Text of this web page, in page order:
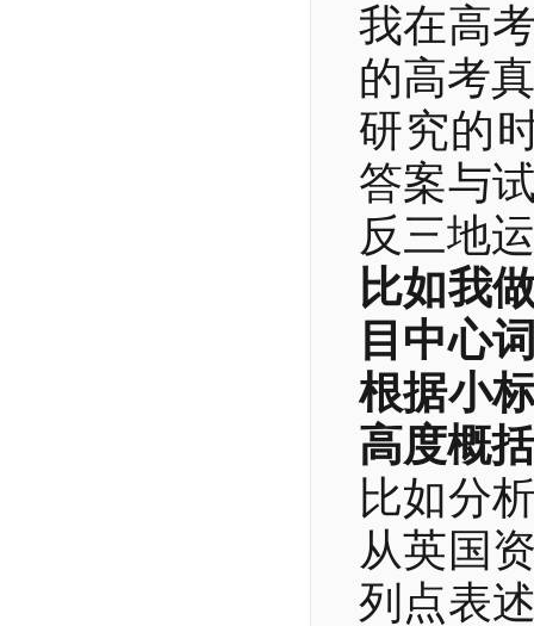
我在高
的高考
研究的
答案与
反三地
比如我
目中心
根据小
高度概
比如分
从英国
列点表